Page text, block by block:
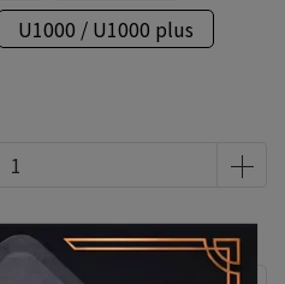
U1000 / U1000 plus